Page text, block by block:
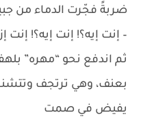
ضربةً فجّرت الدماء من
– إنت إيه؟! إنت إيه؟! إنت
ثم اندفع نحو “مهره”
بعنف، وهي ترتجف وتتشنج
يفيض في صمت